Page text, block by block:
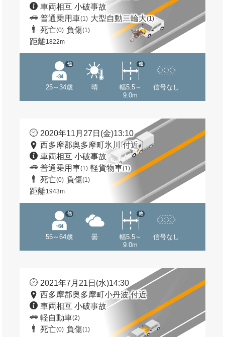
車両相互 小破事故
普通乗用車(1) 大型自動二輪大(1)
死亡(0) 負傷(1)
距離1822m
25～34歳
他
晴
幅5.5～
9.0m
他
信号なし
2020年11月27日(金)13:10
西多摩郡奥多摩町氷川 付近
車両相互 小破事故
普通乗用車(1) 軽貨物車(1)
死亡(0) 負傷(1)
距離1943m
55～64歳
他
曇
幅5.5～
9.0m
他
信号なし
2021年7月21日(水)14:30
西多摩郡奥多摩町小丹波 付近
車両相互 小破事故
軽自動車(2)
死亡(0) 負傷(1)